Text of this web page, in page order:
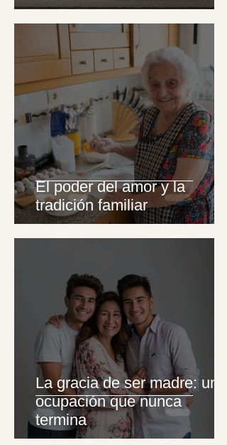
El poder del amor y la
tradición familiar
La gracia de ser madre: una
ocupación que nunca
termina